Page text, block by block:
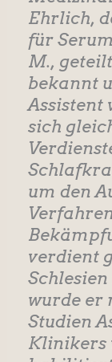
Ehrlich,
für
M.,
bekannt
Assistent
sich
um den
verdient
wurde er
Studien
Klinikers